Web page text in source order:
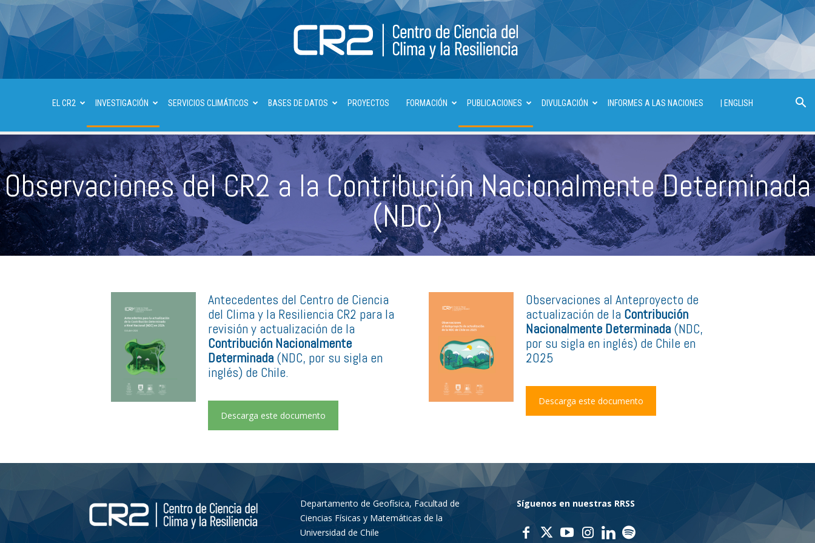
Centro
de
y
EL CR2 INVESTIGACIÓN SERVICIOS CLIMÁTICOS BASES DE DATOS PROYECTOS FORMACIÓN PUBLICACIONES DIVULGACIÓN INFORMES A LAS NACIONES | ENGLISH
Observaciones del CR2 a la Contribución Nacionalmente Determinada
(NDC)
Antecedentes del Centro de Ciencia
del Clima y la Resiliencia CR2 para la
revisión y actualización de la
Contribución Nacionalmente
Determinada(NDC, por su sigla en
inglés) de Chile.
Descarga este documento
Observaciones al Anteproyecto de
actualización de la Contribución
Nacionalmente Determinada(NDC,
por su sigla en inglés) de Chile en
2025
Descarga este documento
Departamento de Geofísica, Facultad de
Ciencias Físicas y Matemáticas de la
Universidad de Chile
Síguenos en nuestras RRSS